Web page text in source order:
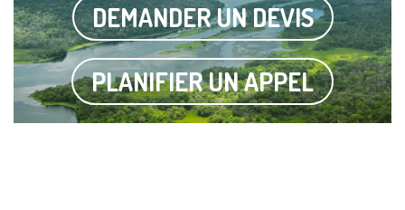
DEMANDER UN DEVIS
PLANIFIER UN APPEL